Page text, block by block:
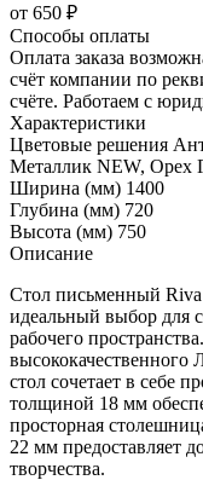
от 650 ₽
Способы оплаты
Оплата заказа
счёт компании по
счёте. Работаем с
Характеристики
Цветовые решения
Металлик NEW, Орех
Ширина (мм) 1400
Глубина (мм) 720
Высота (мм) 750
Описание
Стол письменный
идеальный выбор для
рабочего
высококачественного
стол сочетает в себе
толщиной 18 мм
просторная
22 мм предоставляет
творчества.